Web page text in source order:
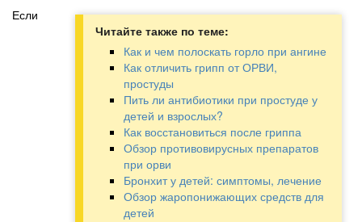
Читайте также по теме:
Как и чем полоскать горло при ангине
Как отличить грипп от ОРВИ,
простуды
Пить ли антибиотики при простуде у
детей и взрослых?
Как восстановиться после гриппа
Обзор противовирусных препаратов
при орви
Бронхит у детей: симптомы, лечение
Обзор жаропонижающих средств для
детей
Если